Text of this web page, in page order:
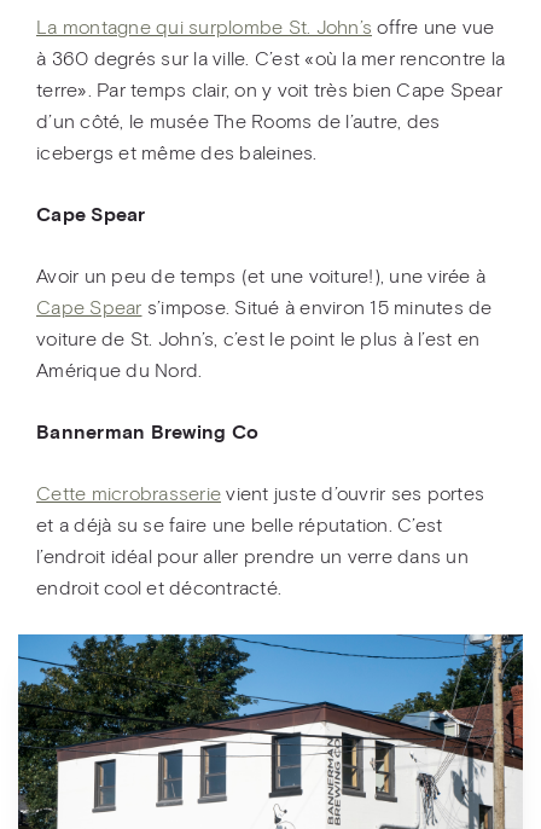
La montagne qui surplombe St. John’s offre une vue
à 360 degrés sur la ville. C’est «où la mer rencontre la
terre». Par temps clair, on y voit très bien Cape Spear
d’un côté, le musée The Rooms de l’autre, des
icebergs et même des baleines.
Cape Spear
Avoir un peu de temps (et une voiture!), une virée à
Cape Spear s’impose. Situé à environ 15 minutes de
voiture de St. John’s, c’est le point le plus à l’est en
Amérique du Nord.
Bannerman Brewing Co
Cette microbrasserie vient juste d’ouvrir ses portes
et a déjà su se faire une belle réputation. C’est
l’endroit idéal pour aller prendre un verre dans un
endroit cool et décontracté.